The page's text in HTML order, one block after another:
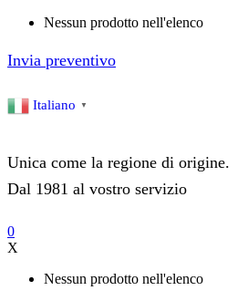
Nessun prodotto nell'elenco
Invia preventivo
Italiano ▼
Unica come la regione di origine.
Dal 1981 al vostro servizio
0
X
Nessun prodotto nell'elenco